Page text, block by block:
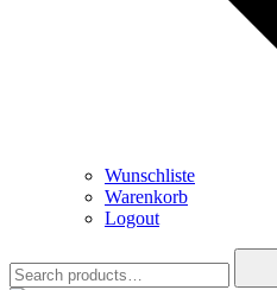
Wunschliste
Warenkorb
Logout
for: